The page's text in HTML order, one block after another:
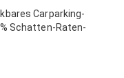
Carparking-
Schatten-Raten-